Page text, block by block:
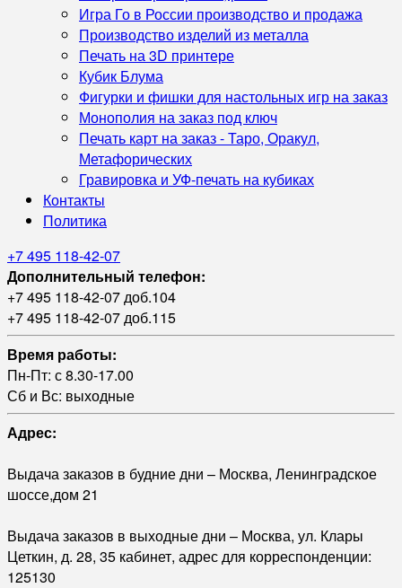
Игра Го в России производство и продажа
Производство изделий из металла
Печать на 3D принтере
Кубик Блума
Фигурки и фишки для настольных игр на заказ
Монополия на заказ под ключ
Печать карт на заказ - Таро, Оракул,
Метафорических
Гравировка и УФ‑печать на кубиках
Контакты
Политика
+7 495 118-42-07
Дополнительный телефон:
+7 495 118-42-07 доб.104
+7 495 118-42-07 доб.115
Время работы:
Пн-Пт: с 8.30-17.00
Сб и Вс: выходные
Адрес:
Выдача заказов в будние дни – Москва, Ленинградское
шоссе,дом 21
Выдача заказов в выходные дни – Москва, ул. Клары
Цеткин, д. 28, 35 кабинет, адрес для корреспонденции:
125130